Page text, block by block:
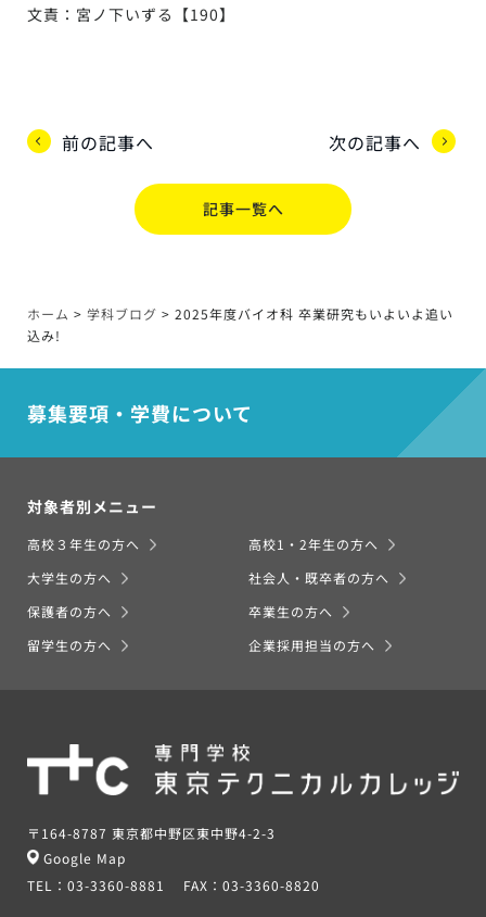
文責：宮ノ下いずる【190】
前の記事へ
記事一覧へ
次の記事へ
ホーム > 学科ブログ > 2025年度バイオ科 卒業研究もいよいよ追い
込み!
募集要項・学費について
対象者別メニュー
高校３年生の方へ
高校1・2年生の方へ
大学生の方へ
社会人・既卒者の方へ
保護者の方へ
卒業生の方へ
留学生の方へ
企業採用担当の方へ
〒164-8787 東京都中野区東中野4-2-3
Google Map
TEL： 03-3360-8881 FAX： 03-3360-8820